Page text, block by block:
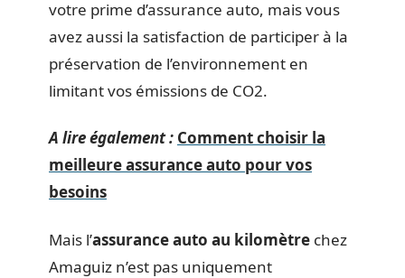
votre prime d’assurance auto, mais vous
avez aussi la satisfaction de participer à la
préservation de l’environnement en
limitant vos émissions de CO2.
A lire également : Comment choisir la
meilleure assurance auto pour vos
besoins
Mais l’assurance auto au kilomètre chez
Amaguiz n’est pas uniquement